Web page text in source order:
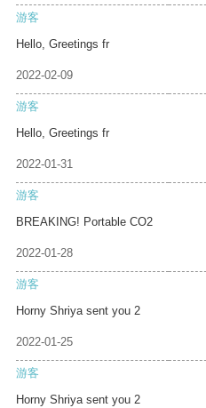
游客
Hello, Greetings fr
2022-02-09
游客
Hello, Greetings fr
2022-01-31
游客
BREAKING! Portable CO2
2022-01-28
游客
Horny Shriya sent you 2
2022-01-25
游客
Horny Shriya sent you 2